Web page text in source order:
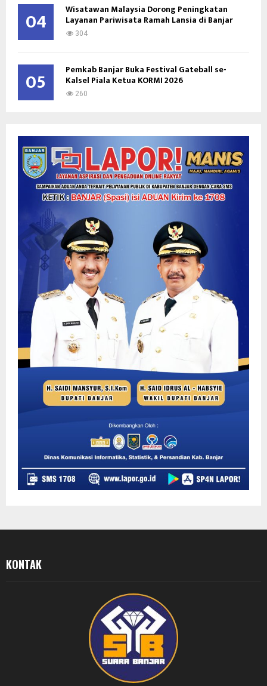
04 Wisatawan Malaysia Dorong Peningkatan
Layanan Pariwisata Ramah Lansia di Banjar
304
05 Pemkab Banjar Buka Festival Gateball se-
Kalsel Piala Ketua KORMI 2026
260
KONTAK